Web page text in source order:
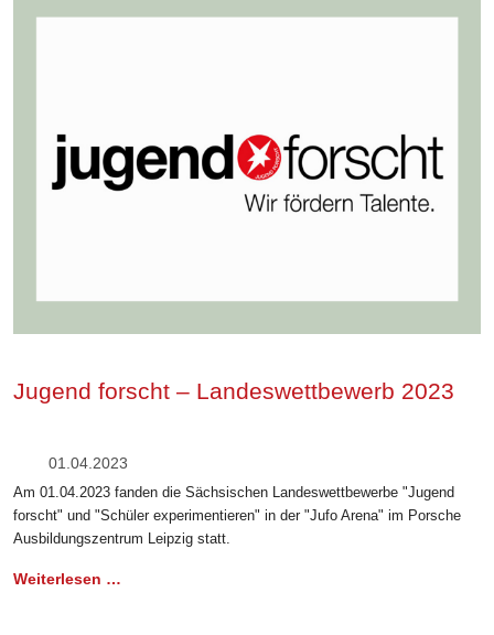
Jugend forscht – Landeswettbewerb 2023
01.04.2023
Am 01.04.2023 fanden die Sächsischen Landeswettbewerbe "Jugend
forscht" und "Schüler experimentieren" in der "Jufo Arena" im Porsche
Ausbildungszentrum Leipzig statt.
Weiterlesen …